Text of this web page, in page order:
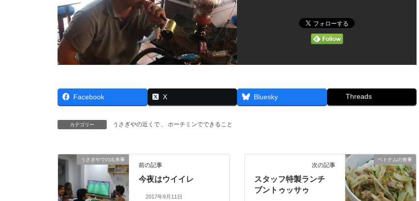
Facebook X Bluesky Threads
カテゴリー うさぎやの近くで ホーチミンでできること
うさぎやでの出来事
前の記事
今夜はウイイレ
2017年9月11日
ベトナムの食事
次の記事
スタッフ特製ランチ
ブントゥッサゥ